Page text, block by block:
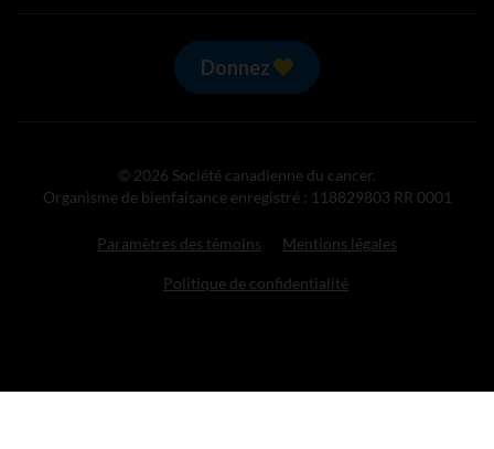
Donnez
© 2026 Société canadienne du cancer.
Organisme de bienfaisance enregistré : 118829803 RR 0001
Paramètres des témoins Mentions légales
Politique de confidentialité